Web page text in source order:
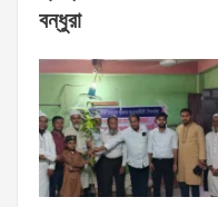
বন্ধুরা